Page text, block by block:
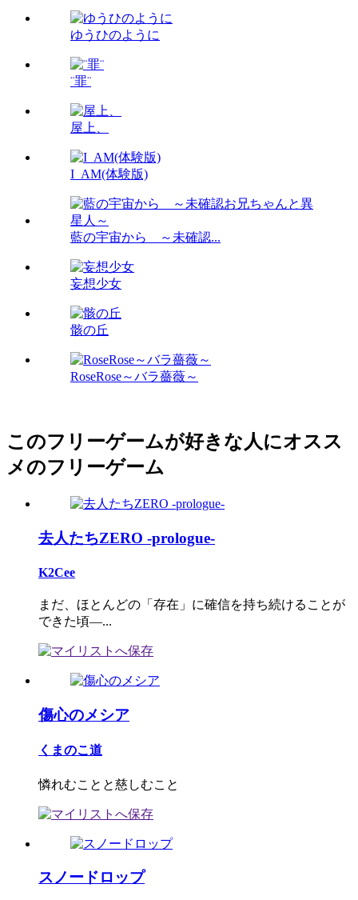
ゆうひのように
¨罪¨
屋上、
I_AM(体験版)
藍の宇宙から ～未確認...
妄想少女
骸の丘
RoseRose～バラ薔薇～
このフリーゲームが好きな人にオスス
メのフリーゲーム
去人たちZERO -prologue-
K2Cee
まだ、ほとんどの「存在」に確信を持ち続けることが
できた頃―...
傷心のメシア
くまのこ道
憐れむことと慈しむこと
スノードロップ